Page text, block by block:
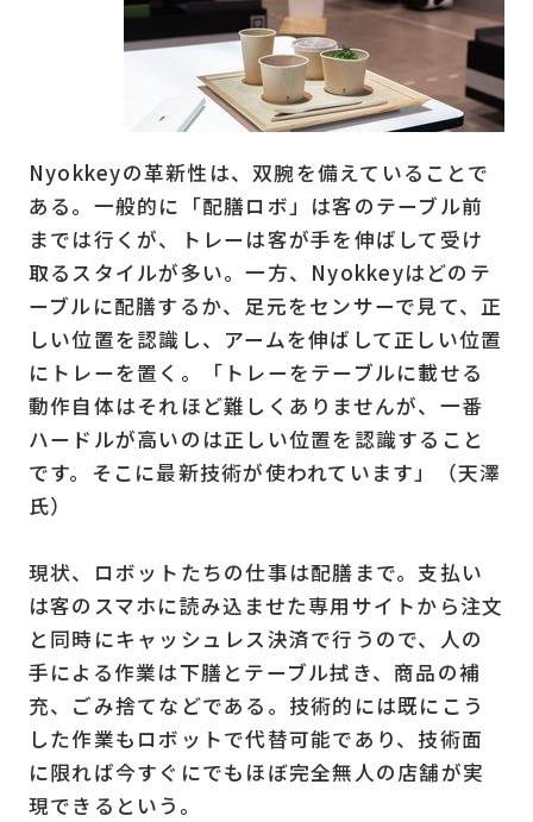
Nyokkeyの革新性は、双腕を備えていることで
ある。一般的に「配膳ロボ」は客のテーブル前
までは行くが、トレーは客が手を伸ばして受け
取るスタイルが多い。一方、Nyokkeyはどのテ
ーブルに配膳するか、足元をセンサーで見て、正
しい位置を認識し、アームを伸ばして正しい位置
にトレーを置く。「トレーをテーブルに載せる
動作自体はそれほど難しくありませんが、一番
ハードルが高いのは正しい位置を認識すること
です。そこに最新技術が使われています」（天澤
氏）
現状、ロボットたちの仕事は配膳まで。支払い
は客のスマホに読み込ませた専用サイトから注文
と同時にキャッシュレス決済で行うので、人の
手による作業は下膳とテーブル拭き、商品の補
充、ごみ捨てなどである。技術的には既にこう
した作業もロボットで代替可能であり、技術面
に限れば今すぐにでもほぼ完全無人の店舗が実
現できるという。